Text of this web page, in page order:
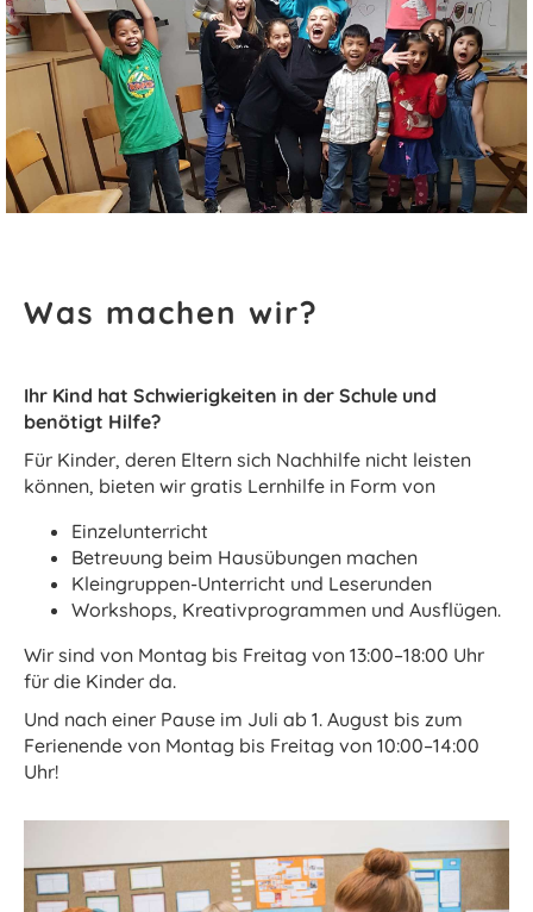
Was machen wir?
Ihr Kind hat Schwierigkeiten in der Schule und
benötigt Hilfe?
Für Kinder, deren Eltern sich Nachhilfe nicht leisten
können, bieten wir gratis Lernhilfe in Form von
Einzelunterricht
Betreuung beim Hausübungen machen
Kleingruppen-Unterricht und Leserunden
Workshops, Kreativprogrammen und Ausflügen.
Wir sind von Montag bis Freitag von 13:00–18:00 Uhr
für die Kinder da.
Und nach einer Pause im Juli ab 1. August bis zum
Ferienende von Montag bis Freitag von 10:00–14:00
Uhr!